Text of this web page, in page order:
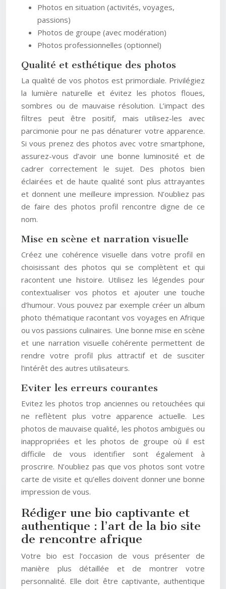
Photos en situation (activités, voyages,
passions)
Photos de groupe (avec modération)
Photos professionnelles (optionnel)
Qualité et esthétique des photos
La qualité de vos photos est primordiale. Privilégiez
la lumière naturelle et évitez les photos floues,
sombres ou de mauvaise résolution. L’impact des
filtres peut être positif, mais utilisez-les avec
parcimonie pour ne pas dénaturer votre apparence.
Si vous prenez des photos avec votre smartphone,
assurez-vous d’avoir une bonne luminosité et de
cadrer correctement le sujet. Des photos bien
éclairées et de haute qualité sont plus attrayantes
et donnent une meilleure impression. N’oubliez pas
de faire des photos profil rencontre digne de ce
nom.
Mise en scène et narration visuelle
Créez une cohérence visuelle dans votre profil en
choisissant des photos qui se complètent et qui
racontent une histoire. Utilisez les légendes pour
contextualiser vos photos et ajouter une touche
d’humour. Vous pouvez par exemple créer un album
photo thématique racontant vos voyages en Afrique
ou vos passions culinaires. Une bonne mise en scène
et une narration visuelle cohérente permettent de
rendre votre profil plus attractif et de susciter
l’intérêt des autres utilisateurs.
Eviter les erreurs courantes
Evitez les photos trop anciennes ou retouchées qui
ne reflètent plus votre apparence actuelle. Les
photos de mauvaise qualité, les photos ambiguës ou
inappropriées et les photos de groupe où il est
difficile de vous identifier sont également à
proscrire. N’oubliez pas que vos photos sont votre
carte de visite et qu’elles doivent donner une bonne
impression de vous.
Rédiger une bio captivante et
authentique : l’art de la bio site
de rencontre afrique
Votre bio est l’occasion de vous présenter de
manière plus détaillée et de montrer votre
personnalité. Elle doit être captivante, authentique